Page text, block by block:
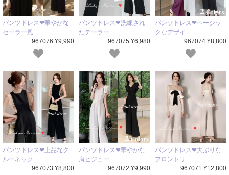
パンツドレス❤華やかな
セーラー風…
967076 ¥9,990
パンツドレス❤洗練され
たテーラー…
967075 ¥6,980
パンツドレス❤ベーシッ
クなデザイ…
967074 ¥8,800
パンツドレス❤上品なク
ルーネック…
967073 ¥8,800
パンツドレス❤華やかな
肩ビジュー…
967072 ¥9,990
パンツドレス❤大ぶりな
フロントリ…
967071 ¥12,800